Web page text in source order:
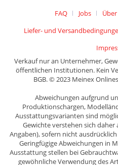
FAQ Jobs
Liefer- und
Verkauf nur an Unternehmer,
öffentlichen Institutionen. Kein
BGB. © 2023 Meinex
Abweichungen aufgrund
Produktionschargen,
Ausstattungsvarianten sind
Gewichte verstehen sich daher
Angaben), sofern nicht
Geringfügige Abweichungen in
Ausstattung stellen bei
gewöhnliche Verwendung des